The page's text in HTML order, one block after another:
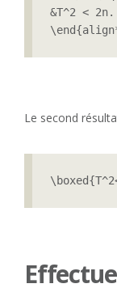
&T^2 < 2n.
Le second